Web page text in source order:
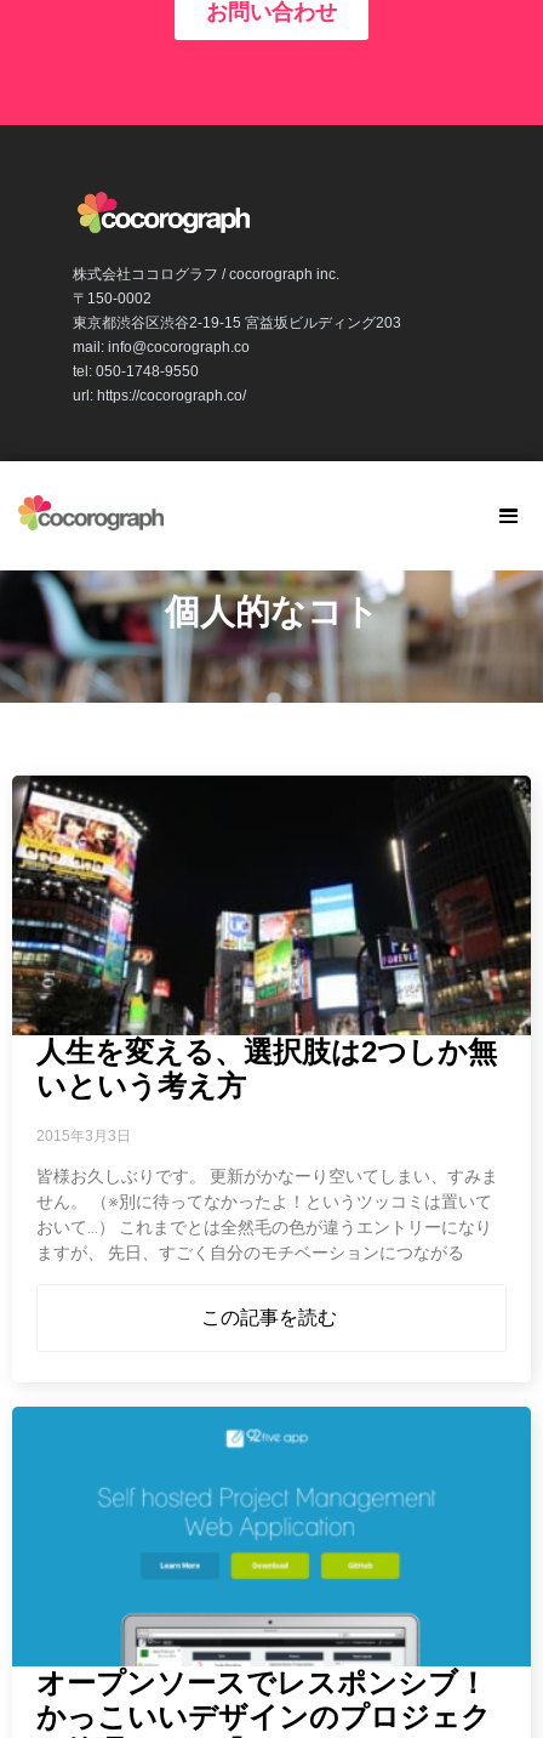
お問い合わせ
株式会社ココログラフ / cocorograph inc.
〒150-0002
東京都渋谷区渋谷2-19-15 宮益坂ビルディング203
mail: info@cocorograph.co
tel: 050-1748-9550
url: https://cocorograph.co/
個人的なコト
人生を変える、選択肢は2つしか無
いという考え方
2015年3月3日
皆様お久しぶりです。 更新がかなーり空いてしまい、すみま
せん。 （※別に待ってなかったよ！というツッコミは置いて
おいて…） これまでとは全然毛の色が違うエントリーになり
ますが、 先日、すごく自分のモチベーションにつながる
この記事を読む
オープンソースでレスポンシブ！
かっこいいデザインのプロジェク